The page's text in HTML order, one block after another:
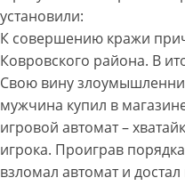
установили:
К совершению кражи
Ковровского района. В
Свою вину
мужчина купил в
игровой автомат –
игрока. Проиграв
взломал автомат и